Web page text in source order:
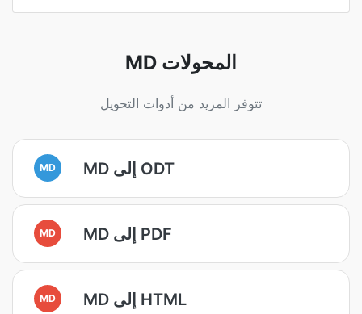
MD المحولات
تتوفر المزيد من أدوات التحويل
MD MD إلى ODT
MD MD إلى PDF
MD MD إلى HTML